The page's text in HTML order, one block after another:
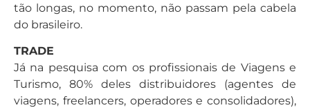
tão longas, no momento, não passam pela cabela
do brasileiro.
TRADE
Já na pesquisa com os profissionais de Viagens e
Turismo, 80% deles distribuidores (agentes de
viagens, freelancers, operadores e consolidadores),